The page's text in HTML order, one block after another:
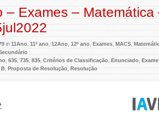
– Exames – Matemática
in 11Ano 11º ano 12Ano 12º ano Exames MACS
635 735 835 Critérios de Classificação Enunciado Exame
B Proposta de Resolução Resolução